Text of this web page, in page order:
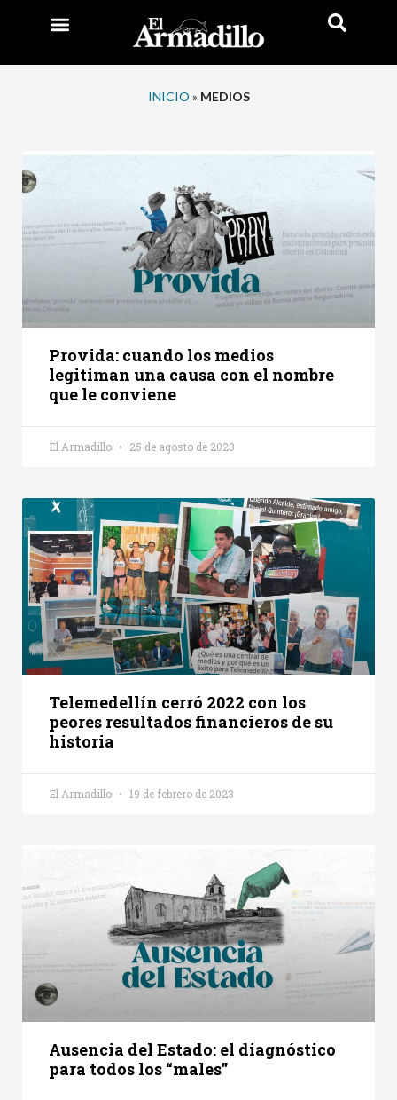
INICIO » MEDIOS
Provida: cuando los medios
legitiman una causa con el nombre
que le conviene
El Armadillo 25 de agosto de 2023
Telemedellín cerró 2022 con los
peores resultados financieros de su
historia
El Armadillo 19 de febrero de 2023
Ausencia del Estado: el diagnóstico
para todos los “males”